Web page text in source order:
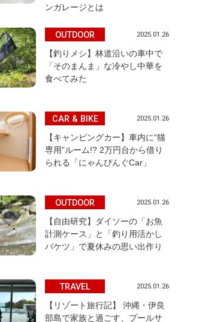
ンガレージとは
OUTDOOR 2025.01.26
【釣りメシ】林道沿いの車中で
「そのまんま」な冷やし中華を
食べてみた
CAR & BIKE 2025.01.26
【キャンピングカー】車内に“猫
専用”ルーム!? 2万円台から借り
られる「にゃんぴんぐCar」
OUTDOOR 2025.01.26
【自由研究】ダイソーの「お魚
計測ケース」と「釣り用活かし
バケツ」で夏休みの思い出作り
TRAVEL 2025.01.26
【リゾート旅行記】 沖縄・伊良
部島で家族と過ごす、プールサ